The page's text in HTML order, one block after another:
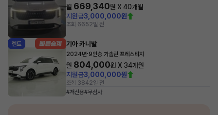
월 669,340원 X40개월
지원금3,000,000원
조회 6652일 전
렌트 기아 카니발
2024년·9인승 가솔린 프레스티지
월 804,000원 X 34개월
지원금3,000,000원
조회 3842일 전
#저신용#무심사